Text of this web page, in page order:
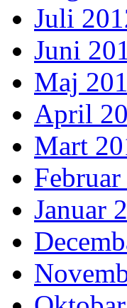
Juli
Juni
Maj
April
Mart
Januar